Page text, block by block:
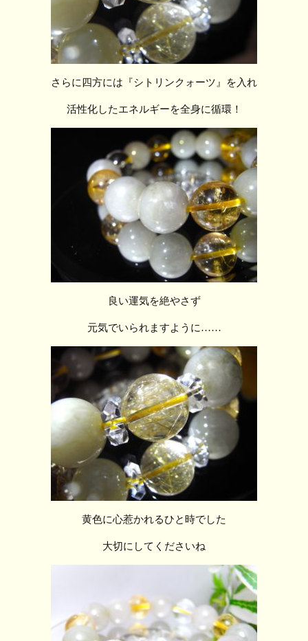
さらに四方には『シトリンクォーツ』を入れ
活性化したエネルギーを全身に循環！
良い運気を絶やさず
元気でいられますように……
黄色に心惹かれるひと時でした
大切にしてくださいね